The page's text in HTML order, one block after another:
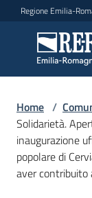
Vai al contenuto
Vai alla navigazione
Vai al footer
Regione Emilia-
Comunicati
stampa
Menu
Cerca
un
Home /
Solidarietà.
inaugurazione
popolare di
aver contribuito